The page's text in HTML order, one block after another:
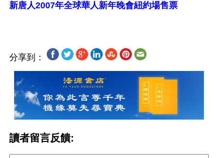
新唐人2007年全球華人新年晚會紐約場售票
分享到：
讀者留言反饋: